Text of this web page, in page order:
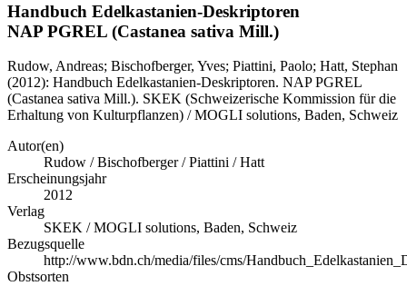
Handbuch Edelkastanien-Deskriptoren
NAP PGREL (Castanea sativa Mill.)
Rudow, Andreas; Bischofberger, Yves; Piattini, Paolo; Hatt, Stephan
(2012): Handbuch Edelkastanien-Deskriptoren. NAP PGREL
(Castanea sativa Mill.). SKEK (Schweizerische Kommission für die
Erhaltung von Kulturpflanzen) / MOGLI solutions, Baden, Schweiz
Autor(en)
Rudow / Bischofberger / Piattini / Hatt
Erscheinungsjahr
2012
Verlag
SKEK / MOGLI solutions, Baden, Schweiz
Bezugsquelle
http://www.bdn.ch/media/files/cms/
Obstsorten